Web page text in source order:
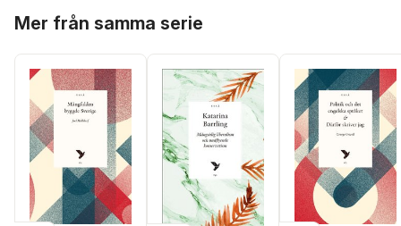
Torbjörn von Krogh
Bengt Johansson,
Michael Karlsson
Mer från samma serie